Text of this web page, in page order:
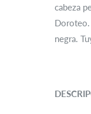
cabeza
Doroteo.
negra.